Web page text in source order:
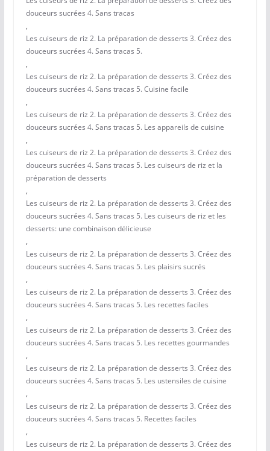
douceurs sucrées 4. Sans tracas
,
Les cuiseurs de riz 2. La préparation de desserts 3. Créez des
douceurs sucrées 4. Sans tracas 5.
,
Les cuiseurs de riz 2. La préparation de desserts 3. Créez des
douceurs sucrées 4. Sans tracas 5. Cuisine facile
,
Les cuiseurs de riz 2. La préparation de desserts 3. Créez des
douceurs sucrées 4. Sans tracas 5. Les appareils de cuisine
,
Les cuiseurs de riz 2. La préparation de desserts 3. Créez des
douceurs sucrées 4. Sans tracas 5. Les cuiseurs de riz et la
préparation de desserts
,
Les cuiseurs de riz 2. La préparation de desserts 3. Créez des
douceurs sucrées 4. Sans tracas 5. Les cuiseurs de riz et les
desserts: une combinaison délicieuse
,
Les cuiseurs de riz 2. La préparation de desserts 3. Créez des
douceurs sucrées 4. Sans tracas 5. Les plaisirs sucrés
,
Les cuiseurs de riz 2. La préparation de desserts 3. Créez des
douceurs sucrées 4. Sans tracas 5. Les recettes faciles
,
Les cuiseurs de riz 2. La préparation de desserts 3. Créez des
douceurs sucrées 4. Sans tracas 5. Les recettes gourmandes
,
Les cuiseurs de riz 2. La préparation de desserts 3. Créez des
douceurs sucrées 4. Sans tracas 5. Les ustensiles de cuisine
,
Les cuiseurs de riz 2. La préparation de desserts 3. Créez des
douceurs sucrées 4. Sans tracas 5. Recettes faciles
,
Les cuiseurs de riz 2. La préparation de desserts 3. Créez des